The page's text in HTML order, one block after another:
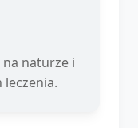
naturze i